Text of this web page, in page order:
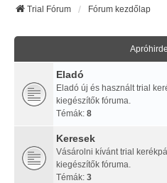
Trial Fórum
Fórum kezdőlap
Eladó
Eladó új és használt trial
kiegészítők fóruma.
Témák: 8
Keresek
Vásárolni kívánt trial
kiegészítők fóruma.
Témák: 3